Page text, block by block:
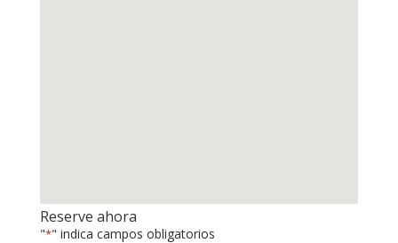
Reserve ahora
"*" indica campos obligatorios